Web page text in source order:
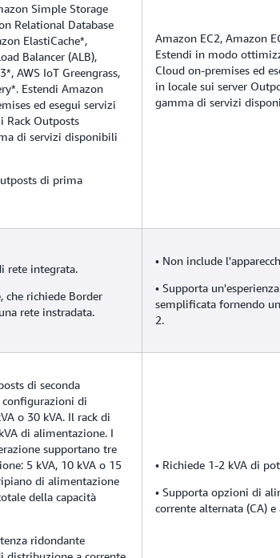
Simple Storage
Relational Database
ElastiCache*,
Balancer (ALB),
AWS IoT Greengrass,
Estendi Amazon
ed esegui servizi
Rack Outposts
di servizi disponibili
di prima
Amazon EC2, Amazon
Estendi in modo
Cloud on-premises ed
in locale sui server
gamma di servizi
rete integrata.
che richiede Border
rete instradata.
• Non include
• Supporta
semplificata fornendo
2.
di seconda
configurazioni di
o 30 kVA. Il rack di
di alimentazione. I
supportano tre
5 kVA, 10 kVA o 15
di alimentazione
della capacità
ridondante
• Richiede 1-2 kVA di
• Supporta opzioni di
corrente alternata (CA)